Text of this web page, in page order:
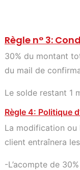
Règle n° 3:
30% du montant
du mail de
Le solde restant 1
Règle 4: Politique
La modification ou
client entraînera
-L’acompte de